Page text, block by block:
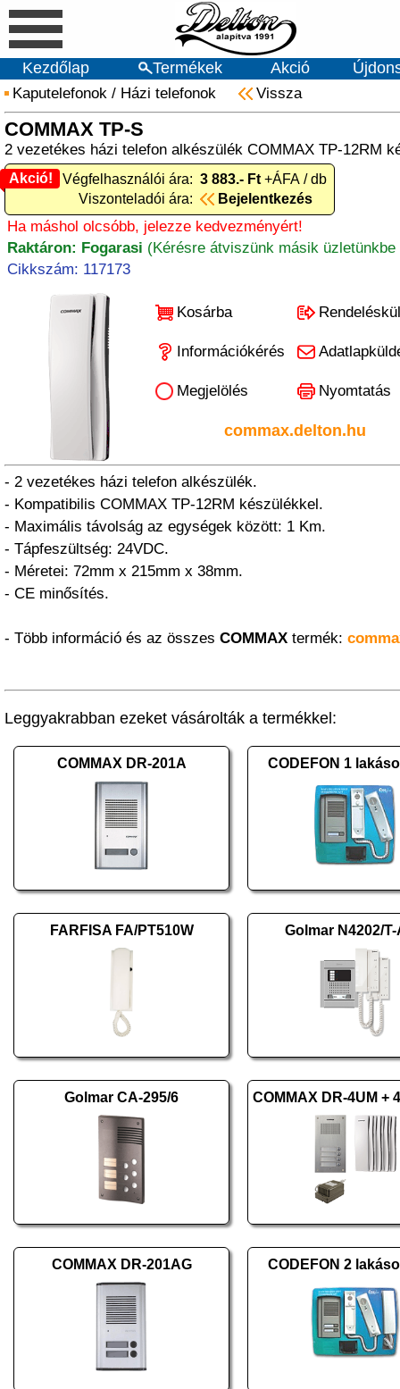
Kezdőlap Termékek Akció
Kaputelefonok / Házi telefonok Vissza
COMMAX TP-S
2 vezetékes házi telefon alkészülék COMMAX TP-12RM
Akció!
Akció! Végfelhasználói ára: 3 883.- Ft +ÁFA / db
Viszonteladói ára:
Bejelentkezés
Ha máshol olcsóbb, jelezze kedvezményért!
Raktáron: Fogarasi (Kérésre átviszünk másik üzletünkbe
Cikkszám: 117173
Kosárba
Információkérés
Megjelölés Nyomtatás
commax.delton.hu
- 2 vezetékes házi telefon alkészülék.
- Kompatibilis COMMAX TP-12RM készülékkel.
- Maximális távolság az egységek között: 1 Km.
- Tápfeszültség: 24VDC.
- Méretei: 72mm x 215mm x 38mm.
- CE minősítés.
- Több információ és az összes COMMAX termék:
Leggyakrabban ezeket vásárolták a termékkel:
COMMAX DR-201A CODEFON 1
FARFISA FA/PT510W Golmar N4202/
Golmar CA-295/6
COMMAX DR-201AG CODEFON 2